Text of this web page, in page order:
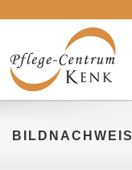
BILDNACHWEIS